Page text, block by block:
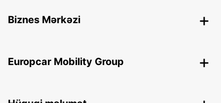
Biznes Mərkəzi
Europcar Mobility Group